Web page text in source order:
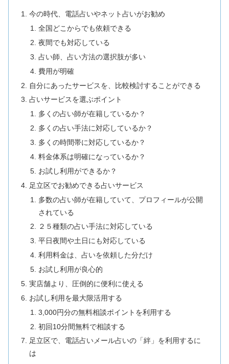
今の時代、電話占いやネット占いがお勧め
全国どこからでも依頼できる
夜間でも対応している
占い師、占い方法の選択肢が多い
費用が明確
自分にあったサービスを、比較検討することができる
占いサービスを選ぶポイント
多くの占い師が在籍しているか？
多くの占い手法に対応しているか？
多くの時間帯に対応しているか？
料金体系は明確になっているか？
お試し利用ができるか？
足立区でお勧めできる占いサービス
多数の占い師が在籍していて、プロフィールが公開
されている
２５種類の占い手法に対応している
平日夜間や土日にも対応している
利用料金は、占いを依頼した分だけ
お試し利用が良心的
実店舗より、圧倒的に便利に使える
お試し利用を最大限活用する
3,000円分の無料相談ポイントを利用する
初回10分間無料で相談する
足立区で、電話占いメール占いの「絆」を利用するに
は